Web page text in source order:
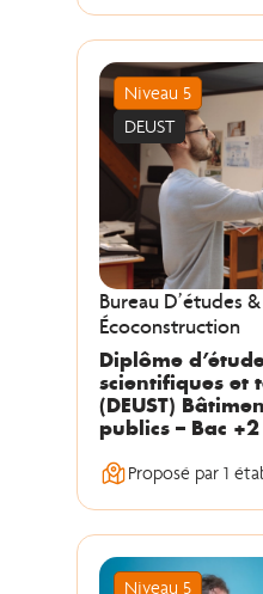
Niveau 5
DEUST
Bureau D’études
Écoconstruction
Diplôme
scientifiques et
(DEUST)
publics – Bac +2
Proposé par 1
Niveau 5